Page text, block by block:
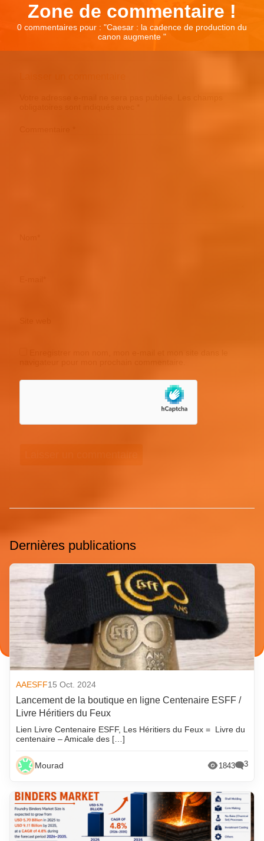
Zone de commentaire !
0 commentaires pour : "Caesar : la cadence de production du
canon augmente "
Dernières publications
AAESFF15 Oct. 2024
Lancement de la boutique en ligne Centenaire ESFF /
Livre Héritiers du Feux
Lien Livre Centenaire ESFF, Les Héritiers du Feux = Livre du
centenaire – Amicale des […]
Mourad 1843 3